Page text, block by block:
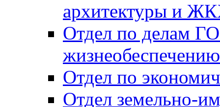
архитектуры и
Отдел по делам
Отдел по
Отдел земельно-